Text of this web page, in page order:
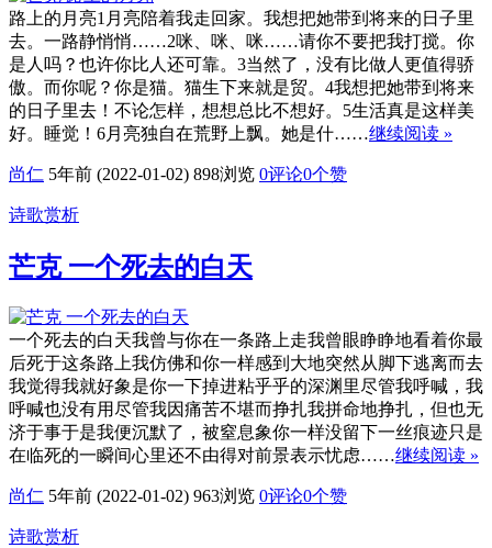
路上的月亮1月亮陪着我走回家。我想把她带到将来的日子里
去。一路静悄悄……2咪、咪、咪……请你不要把我打搅。你
是人吗？也许你比人还可靠。3当然了，没有比做人更值得骄
傲。而你呢？你是猫。猫生下来就是贸。4我想把她带到将来
的日子里去！不论怎样，想想总比不想好。5生活真是这样美
好。睡觉！6月亮独自在荒野上飘。她是什……继续阅读 »
尚仁 5年前 (2022-01-02) 898浏览 0评论0个赞
诗歌赏析
芒克 一个死去的白天
一个死去的白天我曾与你在一条路上走我曾眼睁睁地看着你最
后死于这条路上我仿佛和你一样感到大地突然从脚下逃离而去
我觉得我就好象是你一下掉进粘乎乎的深渊里尽管我呼喊，我
呼喊也没有用尽管我因痛苦不堪而挣扎我拼命地挣扎，但也无
济于事于是我便沉默了，被窒息象你一样没留下一丝痕迹只是
在临死的一瞬间心里还不由得对前景表示忧虑……继续阅读 »
尚仁 5年前 (2022-01-02) 963浏览 0评论0个赞
诗歌赏析